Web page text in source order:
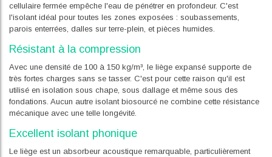
cellulaire fermée empêche l'eau de pénétrer en profondeur. C'est
l'isolant idéal pour toutes les zones exposées : soubassements,
parois enterrées, dalles sur terre-plein, et pièces humides.
Résistant à la compression
Avec une densité de 100 à 150 kg/m³, le liège expansé supporte de
très fortes charges sans se tasser. C'est pour cette raison qu'il est
utilisé en isolation sous chape, sous dallage et même sous des
fondations. Aucun autre isolant biosourcé ne combine cette résistance
mécanique avec une telle longévité.
Excellent isolant phonique
Le liège est un absorbeur acoustique remarquable, particulièrement